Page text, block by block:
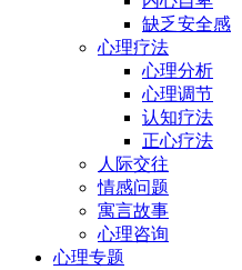
缺乏安全感
心理疗法
心理分析
心理调节
认知疗法
正心疗法
人际交往
情感问题
寓言故事
心理咨询
心理专题